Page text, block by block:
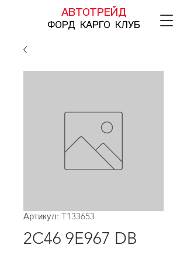
АВТОТРЕЙД
ФОРД КАРГО КЛУБ
Артикул: T133653
2C46 9E967 DB